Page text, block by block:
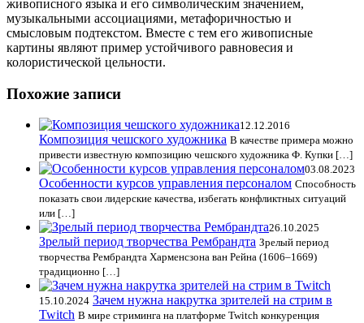
живописного языка и его символическим значением,
музыкальными ассоциациями, метафоричностью и
смысловым подтекстом. Вместе с тем его живописные
картины являют пример устойчивого равновесия и
колористической цельности.
Похожие записи
12.12.2016
Композиция чешского художника В качестве примера можно
привести известную композицию чешского художника Ф. Купки […]
03.08.2023
Особенности курсов управления персоналом Способность
показать свои лидерские качества, избегать конфликтных ситуаций
или […]
26.10.2025
Зрелый период творчества Рембрандта Зрелый период
творчества Рембрандта Харменсзона ван Рейна (1606–1669)
традиционно […]
15.10.2024 Зачем нужна накрутка зрителей на стрим в
Twitch В мире стриминга на платформе Twitch конкуренция